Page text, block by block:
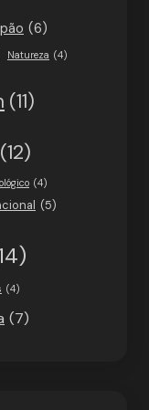
(6)
Natureza (4)
(11)
(12)
(4)
(5)
(4)
(7)